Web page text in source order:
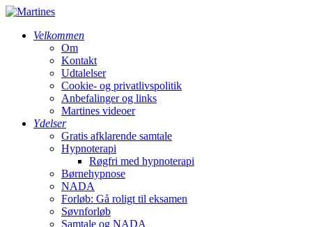
Velkommen
Om
Kontakt
Udtalelser
Cookie- og privatlivspolitik
Anbefalinger og links
Martines videoer
Ydelser
Gratis afklarende samtale
Hypnoterapi
Røgfri med hypnoterapi
Børnehypnose
NADA
Forløb: Gå roligt til eksamen
Søvnforløb
Samtale og NADA